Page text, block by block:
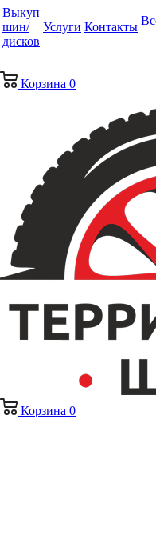
Выкуп
шин/
дисков
Услуги Контакты
Корзина 0
Корзина 0